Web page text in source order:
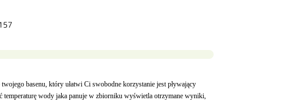
basenu, który ułatwi Ci swobodne korzystanie jest pływający
wody jaka panuje w zbiorniku wyświetla otrzymane wyniki,